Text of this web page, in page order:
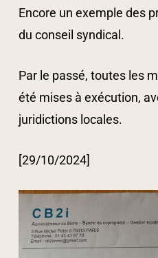
Encore un exemple des
du conseil syndical.
Par le passé, toutes les
été mises à exécution,
juridictions locales.
[29/10/2024]